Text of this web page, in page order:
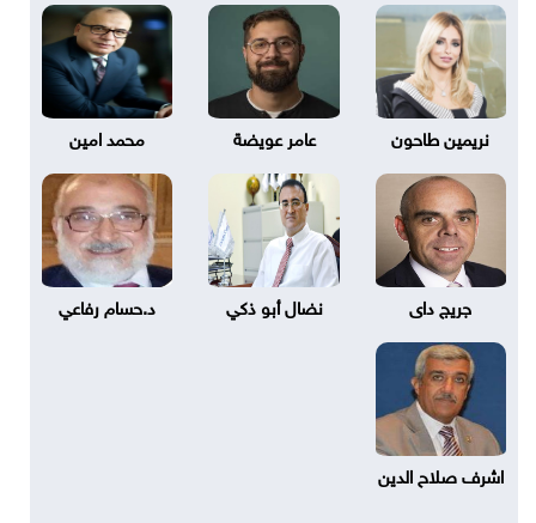
نريمين طاحون عامر عويضة محمد امين
جريج داى نضال أبو ذكي د.حسام رفاعي
اشرف صلاح الدين